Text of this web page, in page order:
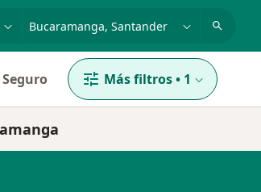
nombre
Seguro Más filtros• 1